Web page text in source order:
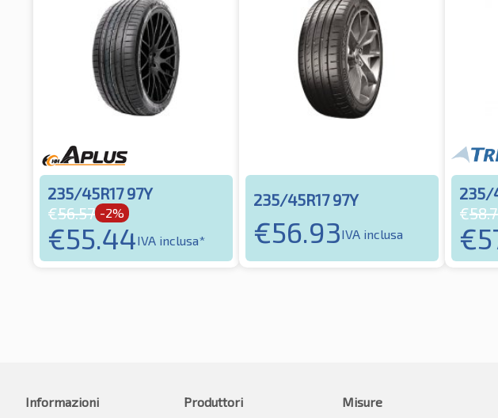
235/45R17 97Y
€56.57 -2%
€55.44IVA inclusa*
235/45R17 97Y
€56.93IVA inclusa
235/
€
€
Informazioni
Produttori
Misure